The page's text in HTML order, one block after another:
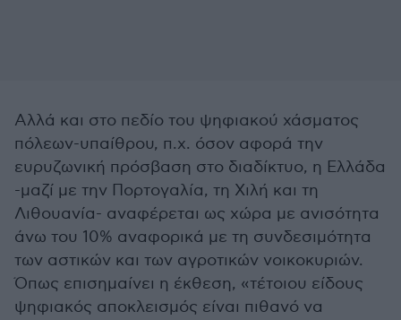
Αλλά και στο πεδίο του ψηφιακού χάσματος
πόλεων-υπαίθρου, π.χ. όσον αφορά την
ευρυζωνική πρόσβαση στο διαδίκτυο, η Ελλάδα
-μαζί με την Πορτογαλία, τη Χιλή και τη
Λιθουανία- αναφέρεται ως χώρα με ανισότητα
άνω του 10% αναφορικά με τη συνδεσιμότητα
των αστικών και των αγροτικών νοικοκυριών.
Όπως επισημαίνει η έκθεση, «τέτοιου είδους
ψηφιακός αποκλεισμός είναι πιθανό να